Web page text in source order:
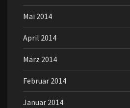
Mai 2014
April 2014
März 2014
Februar 2014
Januar 2014